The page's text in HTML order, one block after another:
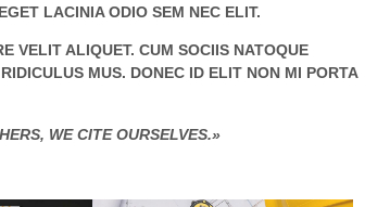
LACINIA ODIO SEM NEC ELIT.
VELIT ALIQUET. CUM SOCIIS NATOQUE
MUS. DONEC ID ELIT NON MI PORTA
WE CITE OURSELVES.»